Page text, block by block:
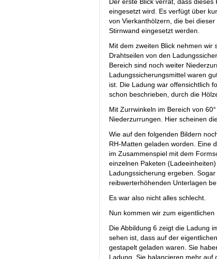
Der erste Blick verrät, dass
eingesetzt wird. Es verfügt über
von Vierkanthölzern, die bei
Stirnwand eingesetzt werden.
Mit dem zweiten Blick nehmen wir
Drahtseilen von den
Bereich sind noch weiter
Ladungssicherungsmittel waren
ist. Die Ladung war offensichtlich
schon beschrieben, durch die
Mit Zurrwinkeln im Bereich von
Niederzurrungen. Hier scheinen
Wie auf den folgenden Bildern
RH-Matten geladen worden. Eine
im Zusammenspiel mit dem
einzelnen Paketen
Ladungssicherung ergeben.
reibwerterhöhenden Unterlagen
Es war also nicht alles schlecht.
Nun kommen wir zum eigentlichen
Die Abbildung 6 zeigt die Ladung
sehen ist, dass auf der
gestapelt geladen waren. Sie
Ladung. Sie balancieren mehr auf